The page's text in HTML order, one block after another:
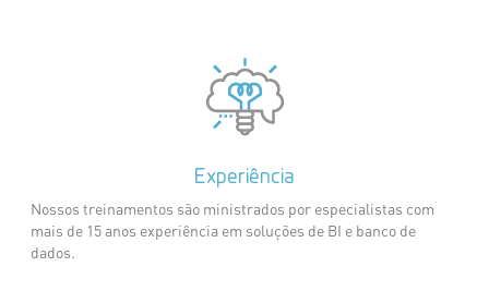
Experiência
Nossos treinamentos são ministrados por especialistas com
mais de 15 anos experiência em soluções de BI e banco de
dados.